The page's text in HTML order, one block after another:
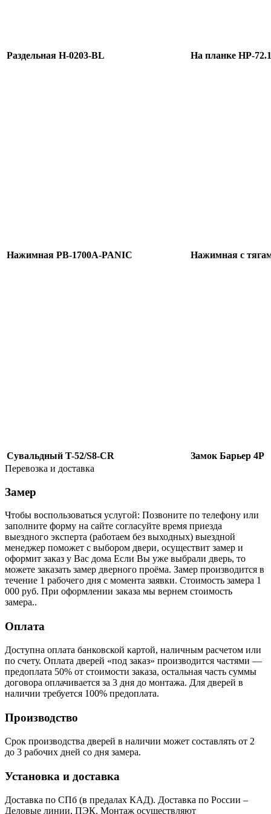
Раздельная H-0203-BL На планке HP-
Нажимная PB-1700A-PANIC Нажимная с
Сувальдный T-52/S8-CR
Замок Барьер 4Р
Перевозка и доставка
Замер
Чтобы воспользоваться услугой: Позвоните по телефону или
заполните форму на сайте согласуйте время приезда
выездного эксперта (работаем без выходных) выездной
менеджер поможет с выбором двери, осуществит замер и
оформит заказ у Вас дома Если Вы уже выбрали дверь, то
можете заказать замер дверного проёма. Замер производится в
течение 1 рабочего дня с момента заявки. Стоимость замера 1
000 руб. При оформлении заказа мы вернем стоимость
замера..
Оплата
Доступна оплата банковской картой, наличным расчетом или
по счету. Оплата дверей «под заказ» производится частями —
предоплата 50% от стоимости заказа, остальная часть суммы
договора оплачивается за 3 дня до монтажа. Для дверей в
наличии требуется 100% предоплата.
Производство
Срок производства дверей в наличии может составлять от 2
до 3 рабочих дней со дня замера.
Установка и доставка
Доставка по СПб (в предалах КАД). Доставка по России –
Деловые линии, ПЭК. Монтаж осуществляют